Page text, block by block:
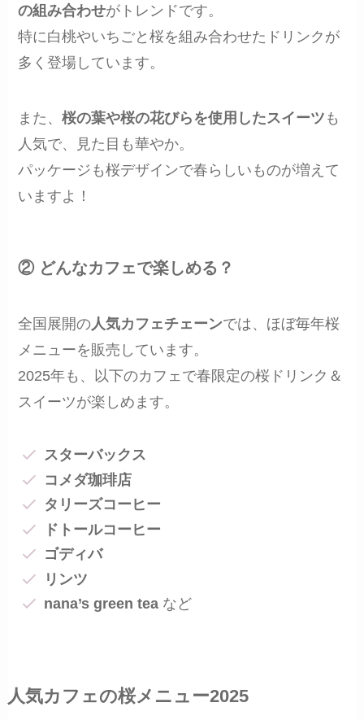
の組み合わせがトレンドです。
特に白桃やいちごと桜を組み合わせたドリンクが
多く登場しています。
また、桜の葉や桜の花びらを使用したスイーツ も
人気で、見た目も華やか。
パッケージも桜デザインで春らしいものが増えて
いますよ！
② どんなカフェで楽しめる？
全国展開の人気カフェチェーンでは、ほぼ毎年桜
メニューを販売しています。
2025年も、以下のカフェで春限定の桜ドリンク＆
スイーツが楽しめます。
スターバックス
コメダ珈琲店
タリーズコーヒー
ドトールコーヒー
ゴディバ
リンツ
nana’s green teaなど
人気カフェの桜メニュー2025